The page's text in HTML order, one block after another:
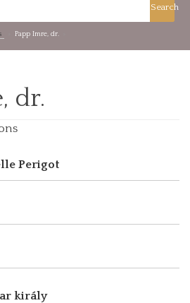
Search
Papp Imre, dr.
dr.
Perigot
király